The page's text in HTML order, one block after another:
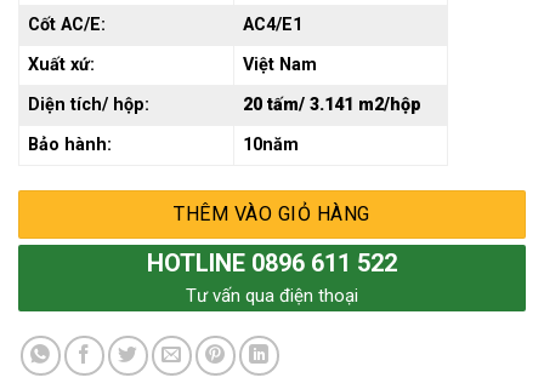
Cốt AC/E:
AC4/E1
Xuất xứ:
Việt Nam
Diện tích/ hộp:
20 tấm/ 3.141 m2/hộp
Bảo hành:
10năm
THÊM VÀO GIỎ HÀNG
HOTLINE 0896 611 522
Tư vấn qua điện thoại